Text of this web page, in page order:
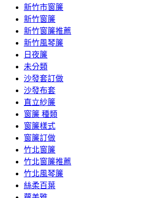
新竹市窗簾
新竹窗簾
新竹窗簾推薦
新竹風琴簾
日夜簾
未分類
沙發套訂做
沙發布套
直立紗簾
窗簾 種類
窗簾樣式
窗簾訂做
竹北窗簾
竹北窗簾推薦
竹北風琴簾
絲柔百葉